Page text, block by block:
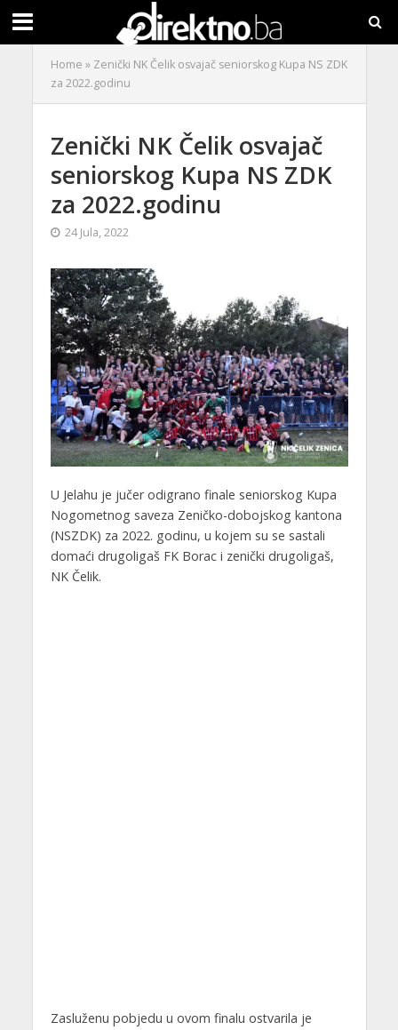
Home » Zenički NK Čelik osvajač seniorskog Kupa NS ZDK
za 2022.godinu
Zenički NK Čelik osvajač
seniorskog Kupa NS ZDK
za 2022.godinu
24 Jula, 2022
U Jelahu je jučer odigrano finale seniorskog Kupa
Nogometnog saveza Zeničko-dobojskog kantona
(NSZDK) za 2022. godinu, u kojem su se sastali
domaći drugoligaš FK Borac i zenički drugoligaš,
NK Čelik.
Zasluženu pobjedu u ovom finalu ostvarila je